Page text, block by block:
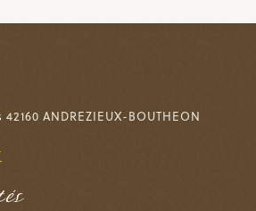
ANDREZIEUX-BOUTHEON